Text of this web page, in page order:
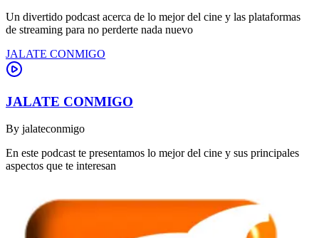
Un divertido podcast acerca de lo mejor del cine y las plataformas
de streaming para no perderte nada nuevo
JALATE CONMIGO
JALATE CONMIGO
By jalateconmigo
En este podcast te presentamos lo mejor del cine y sus principales
aspectos que te interesan